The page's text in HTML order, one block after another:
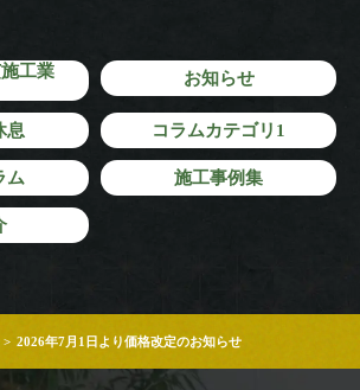
工業
お知らせ
息 コラムカテゴリ1
ム 施工事例集
2026年7月1日より価格改定のお知らせ